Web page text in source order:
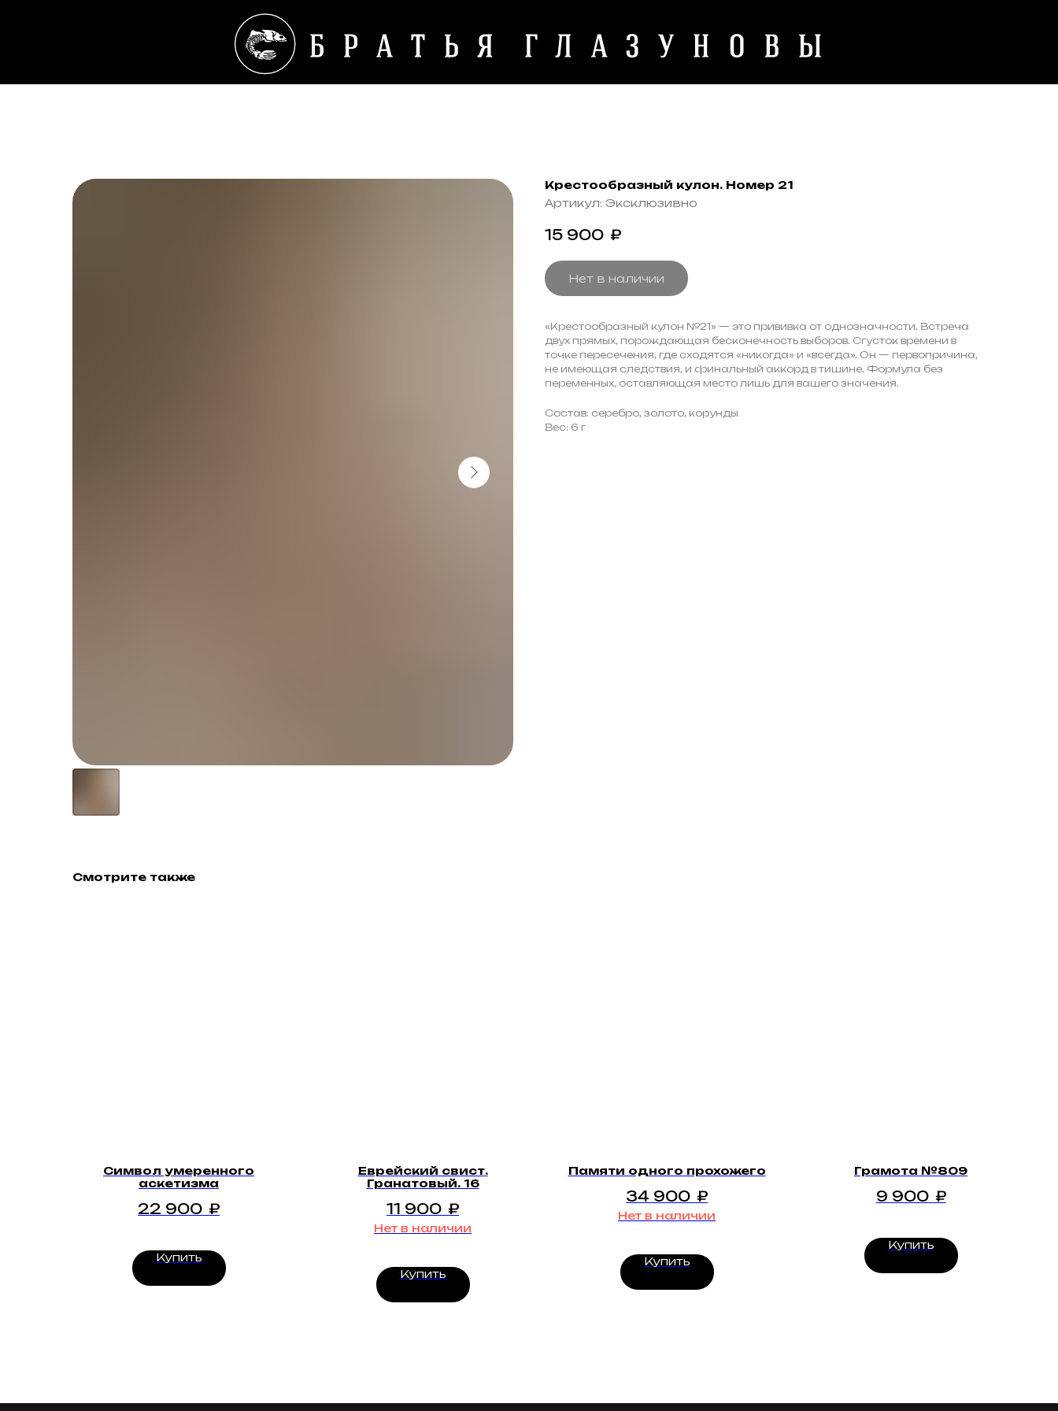
Крестообразный кулон. Номер 21
Артикул: Эксклюзивно
15 900 ₽
Нет в наличии
«Крестообразный кулон №21» — это прививка от однозначности. Встреча
двух прямых, порождающая бесконечность выборов. Сгусток времени в
точке пересечения, где сходятся «никогда» и «всегда». Он — первопричина,
не имеющая следствия, и финальный аккорд в тишине. Формула без
переменных, оставляющая место лишь для вашего значения.
Состав: серебро, золото, корунды
Вес: 6 г
Смотрите также
Символ умеренного
аскетизма
22 900 ₽
Купить
Еврейский свист.
Гранатовый. 16
11 900 ₽
Нет в наличии
Купить
Памяти одного прохожего
34 900 ₽
Нет в наличии
Купить
Грамота №809
9 900 ₽
Купить